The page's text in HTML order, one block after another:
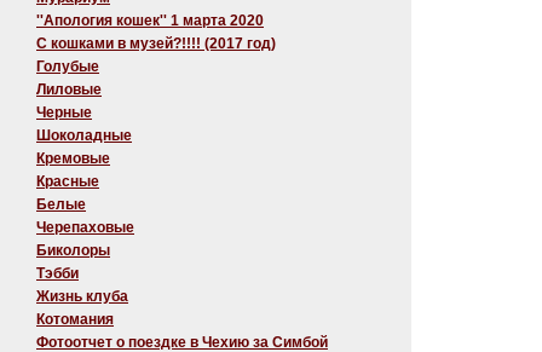
''Апология кошек'' 1 марта 2020
C кошками в музей?!!!! (2017 год)
Голубые
Лиловые
Черные
Шоколадные
Кремовые
Красные
Белые
Черепаховые
Биколоры
Тэбби
Жизнь клуба
Котомания
Фотоотчет о поездке в Чехию за Симбой